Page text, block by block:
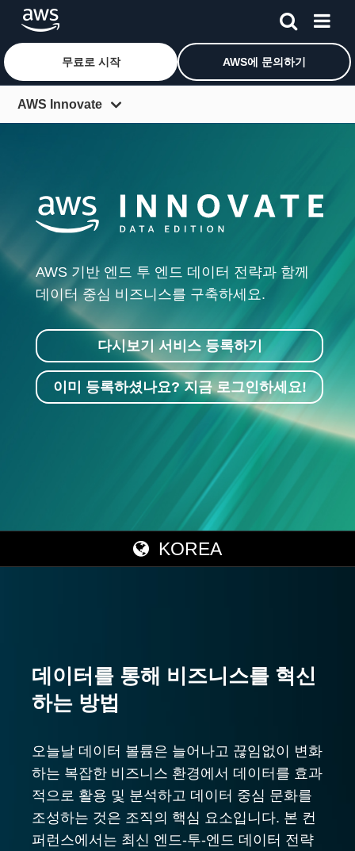
메인 콘텐츠로 건너뛰기
무료로 시작 AWS에 문의하기
AWS Innovate
Every App 특집
e북 & 성공 사례
리소스 센터
지금 등록하기
지금 로그인하기
AWS 기반 엔드 투 엔드 데이터 전략과 함께
데이터 중심 비즈니스를 구축하세요.
다시보기 서비스 등록하기
이미 등록하셨나요? 지금 로그인하세요!
KOREA
데이터를 통해 비즈니스를 혁신
하는 방법
오늘날 데이터 볼륨은 늘어나고 끊임없이 변화
하는 복잡한 비즈니스 환경에서 데이터를 효과
적으로 활용 및 분석하고 데이터 중심 문화를
조성하는 것은 조직의 핵심 요소입니다. 본 컨
퍼런스에서는 최신 엔드-투-엔드 데이터 전략